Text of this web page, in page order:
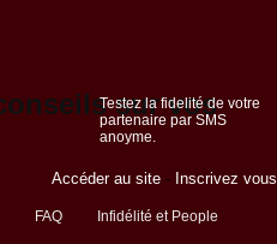
Testez la fidelité de votre
partenaire par SMS
anoyme.
Accéder au site - Inscrivez vous
FAQ Infidélité et People